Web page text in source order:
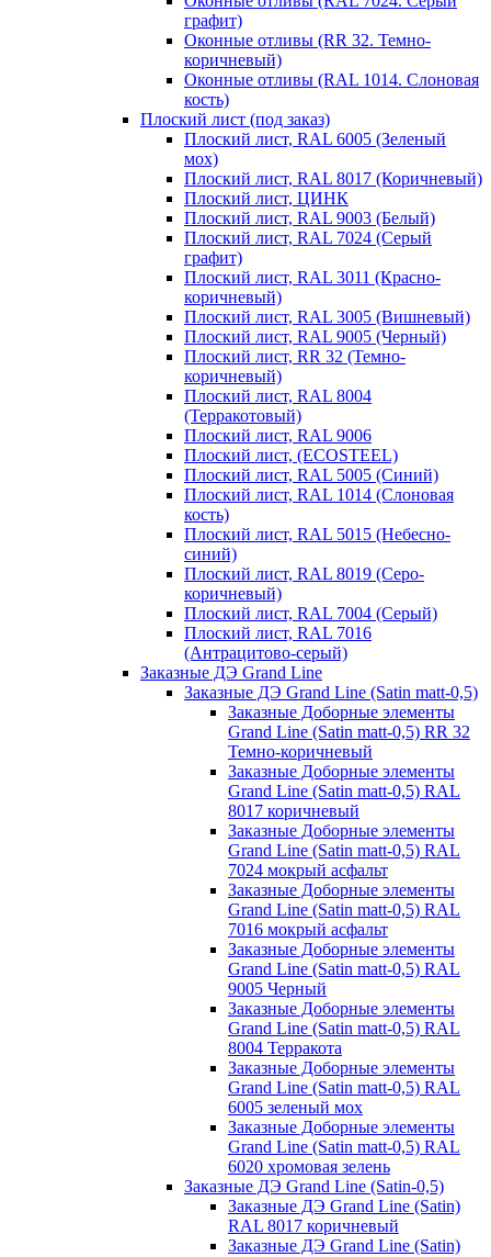
графит)
Оконные отливы (RR 32. Темно-
коричневый)
Оконные отливы (RAL 1014. Слоновая
кость)
Плоский лист (под заказ)
Плоский лист, RAL 6005 (Зеленый
мох)
Плоский лист, RAL 8017 (Коричневый)
Плоский лист, ЦИНК
Плоский лист, RAL 9003 (Белый)
Плоский лист, RAL 7024 (Серый
графит)
Плоский лист, RAL 3011 (Красно-
коричневый)
Плоский лист, RAL 3005 (Вишневый)
Плоский лист, RAL 9005 (Черный)
Плоский лист, RR 32 (Темно-
коричневый)
Плоский лист, RAL 8004
(Терракотовый)
Плоский лист, RAL 9006
Плоский лист, (ECOSTEEL)
Плоский лист, RAL 5005 (Синий)
Плоский лист, RAL 1014 (Слоновая
кость)
Плоский лист, RAL 5015 (Небесно-
синий)
Плоский лист, RAL 8019 (Серо-
коричневый)
Плоский лист, RAL 7004 (Серый)
Плоский лист, RAL 7016
(Антрацитово-серый)
Заказные ДЭ Grand Line
Заказные ДЭ Grand Line (Satin matt-0,5)
Заказные Доборные элементы
Grand Line (Satin matt-0,5) RR 32
Темно-коричневый
Заказные Доборные элементы
Grand Line (Satin matt-0,5) RAL
8017 коричневый
Заказные Доборные элементы
Grand Line (Satin matt-0,5) RAL
7024 мокрый асфальт
Заказные Доборные элементы
Grand Line (Satin matt-0,5) RAL
7016 мокрый асфальт
Заказные Доборные элементы
Grand Line (Satin matt-0,5) RAL
9005 Черный
Заказные Доборные элементы
Grand Line (Satin matt-0,5) RAL
8004 Терракота
Заказные Доборные элементы
Grand Line (Satin matt-0,5) RAL
6005 зеленый мох
Заказные Доборные элементы
Grand Line (Satin matt-0,5) RAL
6020 хромовая зелень
Заказные ДЭ Grand Line (Satin-0,5)
Заказные ДЭ Grand Line (Satin)
RAL 8017 коричневый
Заказные ДЭ Grand Line (Satin)